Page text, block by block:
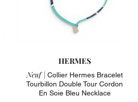
HERMES
Neuf | Collier Hermes Bracelet
Tourbillon Double Tour Cordon
En Soie Bleu Necklace